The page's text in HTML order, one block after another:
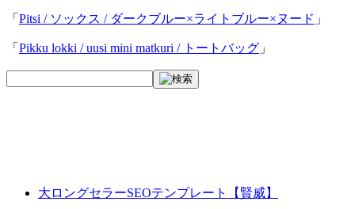
「 Pitsi / ソックス / ダークブルー×ライトブルー×ヌード 」
「 Pikku lokki / uusi mini matkuri / トートバッグ 」
大ロングセラーSEOテンプレート【賢威】